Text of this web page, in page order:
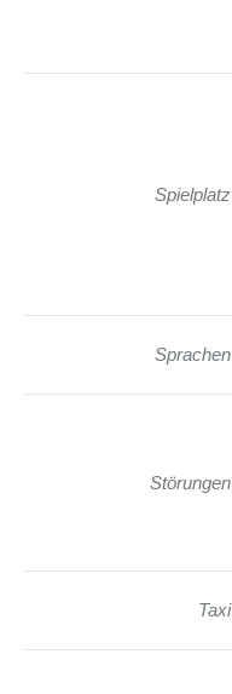
Spielplatz
Sprachen
Störungen
Taxi